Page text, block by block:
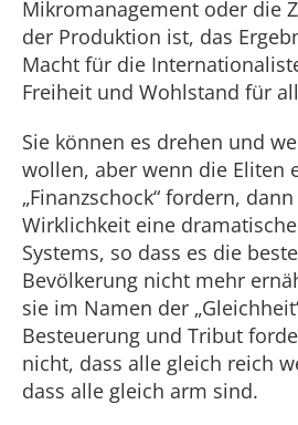
Mikromanagement oder die
der Produktion ist, das
Macht für die
Freiheit und Wohlstand für
Sie können es drehen und
wollen, aber wenn die Eliten
„Finanzschock“ fordern,
Wirklichkeit eine
Systems, so dass es die
Bevölkerung nicht mehr
sie im Namen der
Besteuerung und Tribut
nicht, dass alle gleich reich
dass alle gleich arm sind.